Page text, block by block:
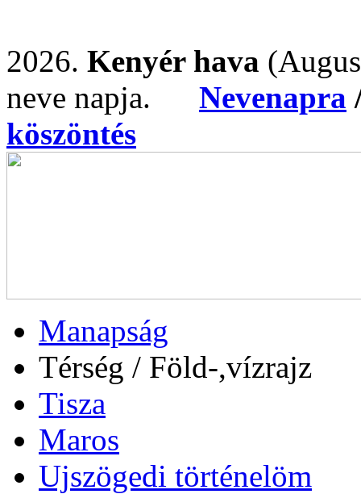
2026. Kenyér hava
neve napja. Nevenapra
köszöntés
Manapság
Térség / Föld-,vízrajz
Tisza
Maros
Ujszögedi történelöm